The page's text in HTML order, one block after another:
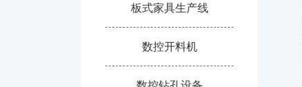
板式家具生产线
数控开料机